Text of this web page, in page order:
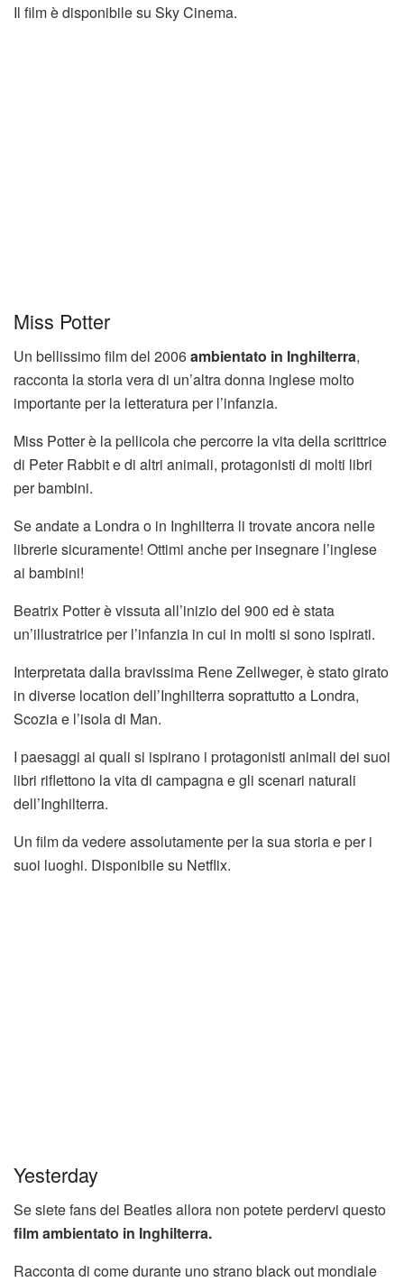
Il film è disponibile su Sky Cinema.
Miss Potter
Un bellissimo film del 2006ambientato in Inghilterra,
racconta la storia vera di un’altra donna inglese molto
importante per la letteratura per l’infanzia.
Miss Potter è la pellicola che percorre la vita della scrittrice
di Peter Rabbit e di altri animali, protagonisti di molti libri
per bambini.
Se andate a Londra o in Inghilterra li trovate ancora nelle
librerie sicuramente! Ottimi anche per insegnare l’inglese
ai bambini!
Beatrix Potter è vissuta all’inizio del 900 ed è stata
un’illustratrice per l’infanzia in cui in molti si sono ispirati.
Interpretata dalla bravissima Rene Zellweger, è stato girato
in diverse location dell’Inghilterra soprattutto a Londra,
Scozia e l’isola di Man.
I paesaggi ai quali si ispirano i protagonisti animali dei suoi
libri riflettono la vita di campagna e gli scenari naturali
dell’Inghilterra.
Un film da vedere assolutamente per la sua storia e per i
suoi luoghi. Disponibile su Netflix.
Yesterday
Se siete fans dei Beatles allora non potete perdervi questo
film ambientato in Inghilterra.
Racconta di come durante uno strano black out mondiale